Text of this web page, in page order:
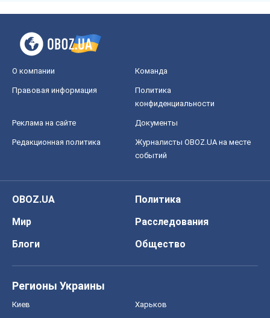
О компании Команда
Правовая информация
Политика
конфиденциальности
Реклама на сайте Документы
Редакционная политика
Журналисты OBOZ.UA на месте
событий
OBOZ.UA
Политика
Мир
Расследования
Блоги
Общество
Регионы Украины
Киев Харьков